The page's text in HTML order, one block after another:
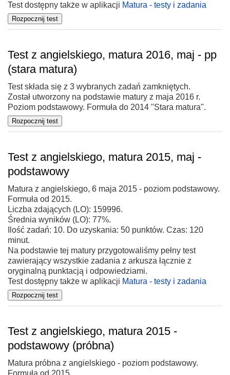
Test dostępny także w aplikacji Matura - testy i zadania
Test z angielskiego, matura 2016, maj - pp
(stara matura)
Test składa się z 3 wybranych zadań zamkniętych.
Został utworzony na podstawie matury z maja 2016 r.
Poziom podstawowy. Formuła do 2014 "Stara matura".
Test z angielskiego, matura 2015, maj -
podstawowy
Matura z angielskiego, 6 maja 2015 - poziom podstawowy.
Formuła od 2015.
Liczba zdających (LO): 159996.
Średnia wyników (LO): 77%.
Ilość zadań: 10. Do uzyskania: 50 punktów. Czas: 120
minut.
Na podstawie tej matury przygotowaliśmy pełny test
zawierający wszystkie zadania z arkusza łącznie z
oryginalną punktacją i odpowiedziami.
Test dostępny także w aplikacji Matura - testy i zadania
Test z angielskiego, matura 2015 -
podstawowy (próbna)
Matura próbna z angielskiego - poziom podstawowy.